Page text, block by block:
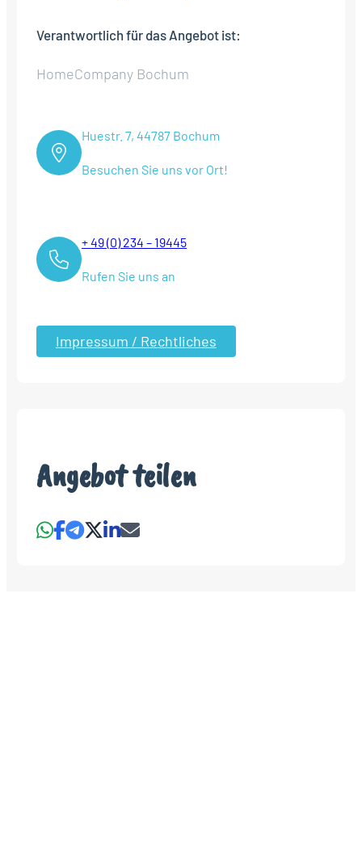
Verantwortlich für das Angebot ist:
HomeCompany Bochum
Huestr. 7, 44787 Bochum
Besuchen Sie uns vor Ort!
+ 49 (0) 234 – 19445
Rufen Sie uns an
Impressum / Rechtliches
Angebot teilen